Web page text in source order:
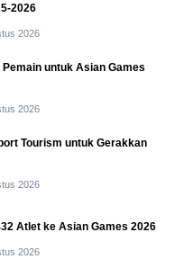
2026
2026
Pemain untuk Asian Games
2026
Tourism untuk Gerakkan
2026
Atlet ke Asian Games 2026
2026